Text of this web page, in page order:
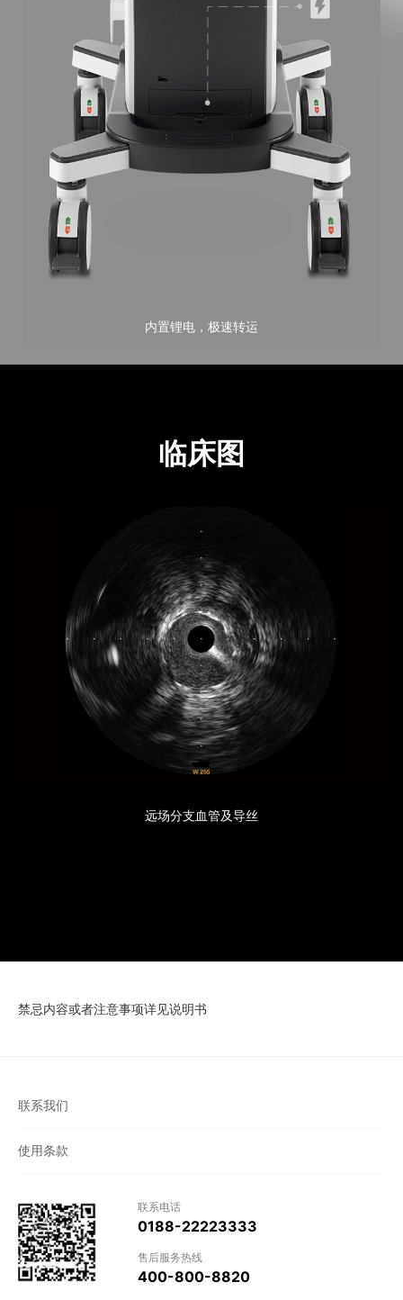
内置锂电，极速转运
临床图
远场分支血管及导丝
禁忌内容或者注意事项详见说明书
联系我们
使用条款
联系电话
0188-22223333
售后服务热线
400-800-8820